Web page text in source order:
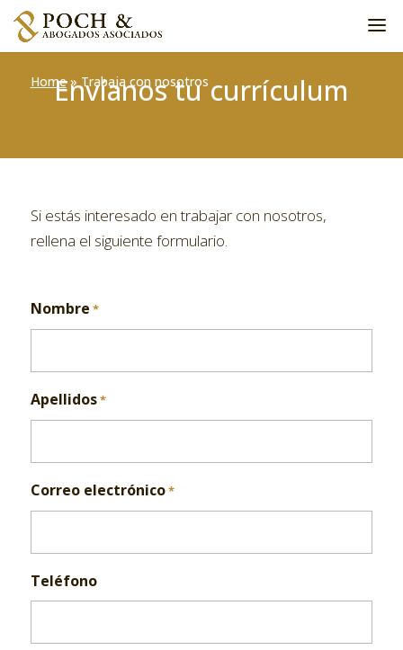
Home»Trabaja con nosotros
Envíanos tu currículum
Si estás interesado en trabajar con nosotros,
rellena el siguiente formulario.
Nombre *
Apellidos*
Correo electrónico*
Teléfono